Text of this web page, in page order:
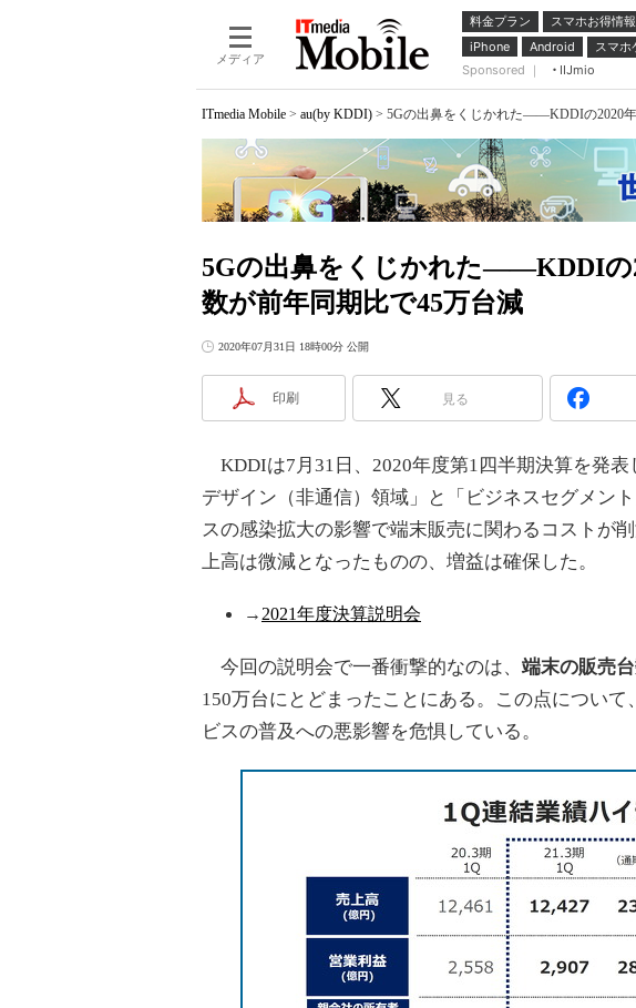
メディア
料金プラン スマホお得情報
iPhone
Android スマホ
Sponsored ｜
IIJmio
ITmedia Mobile > au(by KDDI) > 5Gの出鼻をくじかれた――KDDIの2020
5Gの出鼻をくじかれた――KDDIの
数が前年同期比で45万台減
2020年07月31日 18時00分 公開
印刷 見る
KDDIは7月31日、2020年度第1四半期決算を発
デザイン（非通信）領域」と「ビジネスセグメン
スの感染拡大の影響で端末販売に関わるコストが
上高は微減となったものの、増益は確保した。
→ 2021年度決算説明会
今回の説明会で一番衝撃的なのは、 端末の販売
150万台にとどまったことにある。この点につい
ビスの普及への悪影響を危惧している。